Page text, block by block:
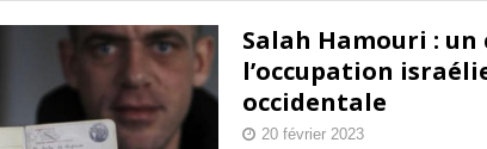
Salah Hamouri : un
l’occupation
occidentale
20 février 2023